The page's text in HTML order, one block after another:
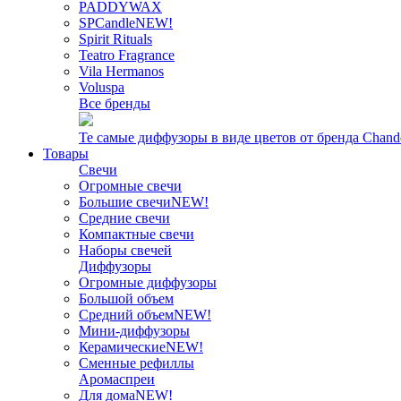
PADDYWAX
SPCandleNEW!
Spirit Rituals
Teatro Fragrance
Vila Hermanos
Voluspa
Все бренды
Те самые диффузоры в виде цветов от бренда
Товары
Свечи
Огромные свечи
Большие свечиNEW!
Средние свечи
Компактные свечи
Наборы свечей
Диффузоры
Огромные диффузоры
Большой объем
Средний объемNEW!
Мини-диффузоры
КерамическиеNEW!
Сменные рефиллы
Аромаспреи
Для домаNEW!